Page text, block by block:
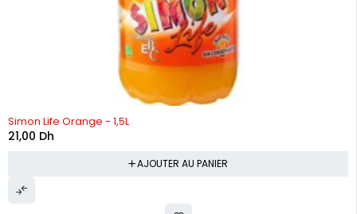
Simon Life Orange - 1,5L
21,00 Dh
AJOUTER AU PANIER